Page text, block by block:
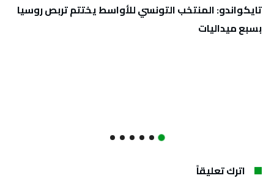
تايكواندو: المنتخب التونسي للأواسط يختتم تربص روسيا
بسبع ميداليات
اترك تعليقاً